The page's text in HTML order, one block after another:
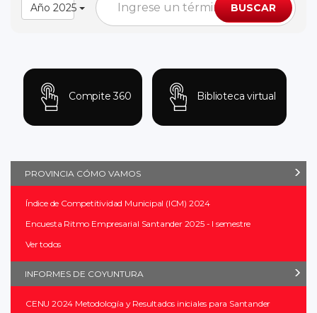
Año 2025 BUSCAR
Compite 360 Biblioteca virtual
PROVINCIA CÓMO VAMOS
Índice de Competitividad Municipal (ICM) 2024
Encuesta Ritmo Empresarial Santander 2025 - I semestre
Ver todos
INFORMES DE COYUNTURA
CENU 2024 Metodología y Resultados iniciales para Santander